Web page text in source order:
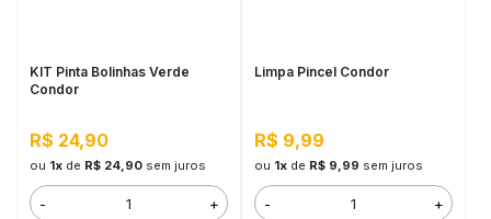
KIT Pinta Bolinhas Verde
Condor
R$ 24,90
ou 1xde R$ 24,90 sem juros
- +
Limpa Pincel Condor
R$ 9,99
ou 1xde R$ 9,99 sem juros
- +